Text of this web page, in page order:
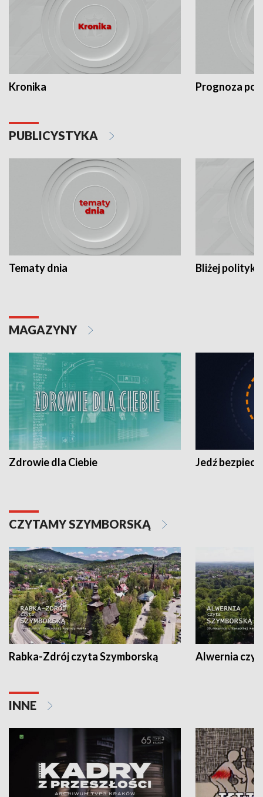
Kronika Prognoza
PUBLICYSTYKA
Tematy dnia Bliżej polityki
MAGAZYNY
Zdrowie dla Ciebie Jedź
CZYTAMY SZYMBORSKĄ
Rabka-Zdrój czyta Szymborską Alwernia
INNE